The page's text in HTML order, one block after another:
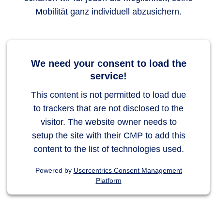
Mobilität ganz individuell abzusichern.
We need your consent to load the
service!
This content is not permitted to load due
to trackers that are not disclosed to the
visitor. The website owner needs to
setup the site with their CMP to add this
content to the list of technologies used.
Powered by Usercentrics Consent Management
Platform